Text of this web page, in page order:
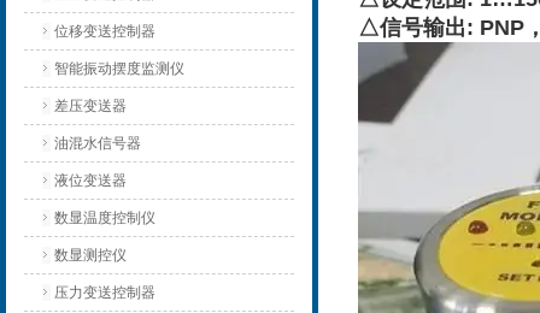
位移变送控制器
智能振动摆度监测仪
差压变送器
油混水信号器
液位变送器
数显温度控制仪
数显测控仪
压力变送控制器
△信号输出: PNP